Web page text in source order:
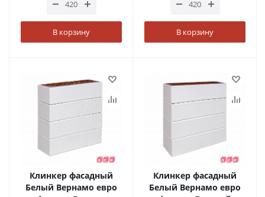
В корзину В корзину
Клинкер фасадный
Белый Вернамо евро
Клинкер фасадный
Белый Вернамо евро